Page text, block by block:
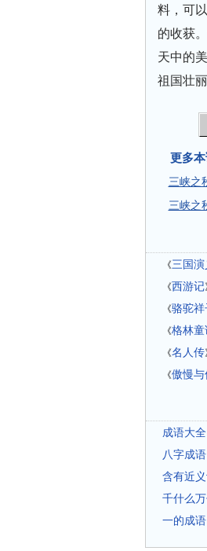
料，可
的收获
天中的
祖国壮
更多
三峡之
三峡之
《三国演
《西游记
《骆驼祥
《格林童
《名人传
《傲慢
成语大
八字成语
含有近
千什么
一的成语